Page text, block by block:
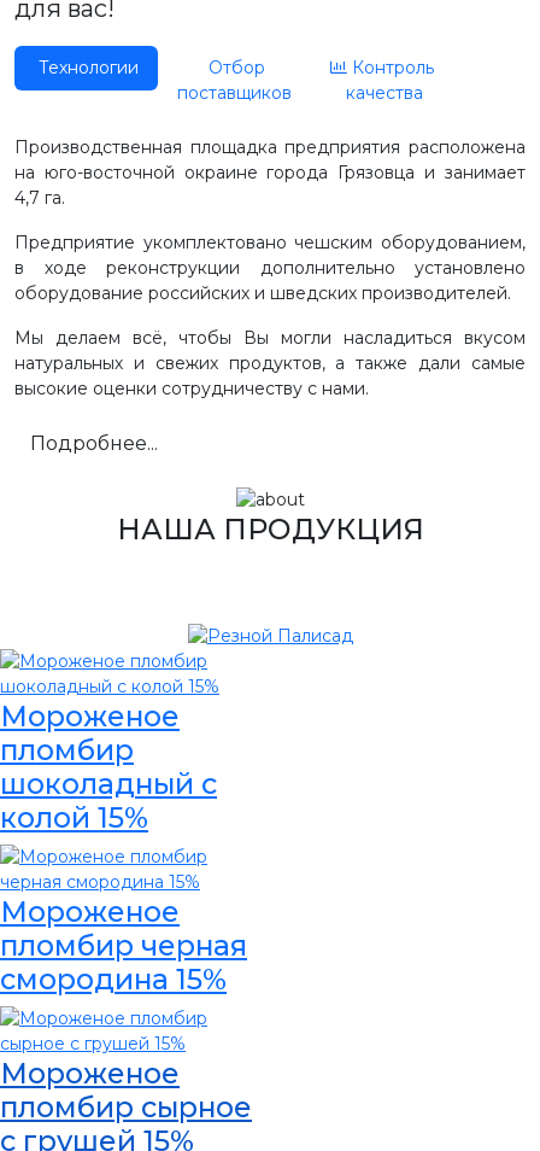
для вас!
Технологии
Отбор
поставщиков
Контроль
качества
Производственная площадка предприятия расположена
на юго-восточной окраине города Грязовца и занимает
4,7 га.
Предприятие укомплектовано чешским оборудованием,
в ходе реконструкции дополнительно установлено
оборудование российских и шведских производителей.
Мы делаем всё, чтобы Вы могли насладиться вкусом
натуральных и свежих продуктов, а также дали самые
высокие оценки сотрудничеству с нами.
Подробнее...
НАША ПРОДУКЦИЯ
Мороженое
пломбир
шоколадный с
колой 15%
Мороженое
пломбир черная
смородина 15%
Мороженое
пломбир сырное
с грушей 15%